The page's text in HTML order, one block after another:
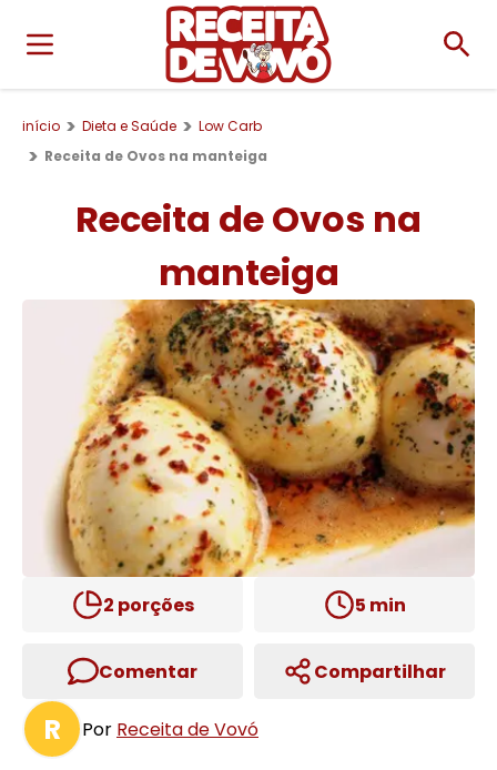
início Dieta e Saúde
Low Carb
Receita de Ovos na manteiga
Receita de Ovos na
manteiga
2 porções 5 min
Comentar Compartilhar
R Por Receita de Vovó